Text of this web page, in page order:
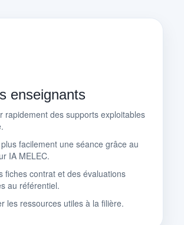
enseignants
rapidement des supports exploitables
facilement une séance grâce au
IA MELEC.
fiches contrat et des évaluations
au référentiel.
les ressources utiles à la filière.